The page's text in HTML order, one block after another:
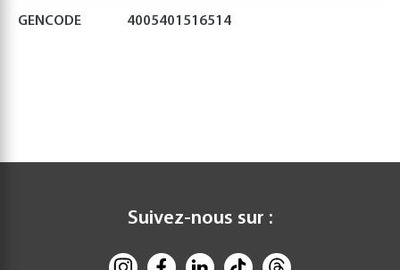
GENCODE 4005401516514
Suivez-nous sur :